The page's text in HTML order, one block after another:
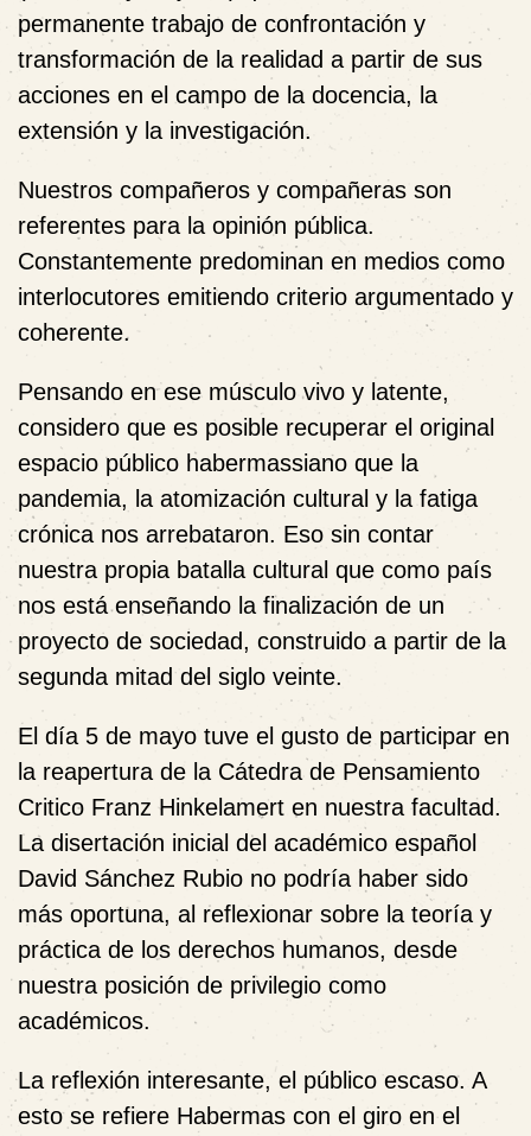
permanente trabajo de confrontación y
transformación de la realidad a partir de sus
acciones en el campo de la docencia, la
extensión y la investigación.
Nuestros compañeros y compañeras son
referentes para la opinión pública.
Constantemente predominan en medios como
interlocutores emitiendo criterio argumentado y
coherente.
Pensando en ese músculo vivo y latente,
considero que es posible recuperar el original
espacio público habermassiano que la
pandemia, la atomización cultural y la fatiga
crónica nos arrebataron. Eso sin contar
nuestra propia batalla cultural que como país
nos está enseñando la finalización de un
proyecto de sociedad, construido a partir de la
segunda mitad del siglo veinte.
El día 5 de mayo tuve el gusto de participar en
la reapertura de la Cátedra de Pensamiento
Critico Franz Hinkelamert en nuestra facultad.
La disertación inicial del académico español
David Sánchez Rubio no podría haber sido
más oportuna, al reflexionar sobre la teoría y
práctica de los derechos humanos, desde
nuestra posición de privilegio como
académicos.
La reflexión interesante, el público escaso. A
esto se refiere Habermas con el giro en el